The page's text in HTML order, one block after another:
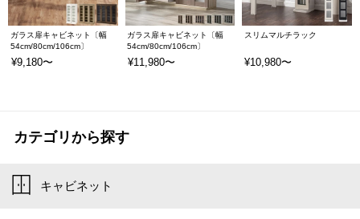
ガラス扉キャビネット〔幅
54cm/80cm/106cm〕
¥9,180〜
ガラス扉キャビネット〔幅
54cm/80cm/106cm〕
¥11,980〜
スリムマルチラック
¥10,980〜
カテゴリから探す
キャビネット